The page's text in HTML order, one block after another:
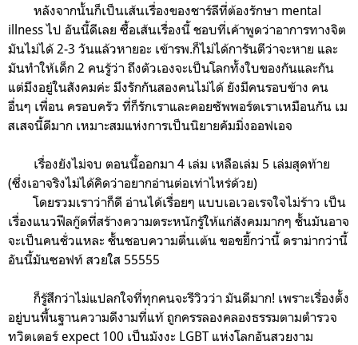
หลังจากนั้นก็เป็นเส้นเรื่องของชาร์ลีที่ต้องรักษา mental
illness ไป อันนี้ดีเลย ซื้อเส้นเรื่องนี้ ชอบที่เค้าพูดว่าอาการทางจิต
มันไม่ได้ 2-3 วันแล้วหายอะ เข้ารพ.ก็ไม่ได้การันตีว่าจะหาย และ
มันทำให้เด็ก 2 คนรู้ว่า ถึงตัวเองจะเป็นโลกทั้งใบของกันและกัน
แต่มึงอยู่ในสังคมค่ะ มึงรักกันสองคนไม่ได้ ยังมีคนรอบข้าง คน
อื่นๆ เพื่อน ครอบครัว ที่ก็รักเราและคอยซัพพอร์ตเราเหมือนกัน เม
สเสจนี้ดีมาก เหมาะสมแห่งการเป็นนิยายคัมมิ่งออฟเอจ
เรื่องยังไม่จบ ตอนนี้ออกมา 4 เล่ม เหลือเล่ม 5 เล่มสุดท้าย
(ซึ่งเอาจริงไม่ได้คิดว่าอยากอ่านต่อเท่าไหร่ด้วย)
โดยรวมเราว่าก็ดี อ่านได้เรื่อยๆ แบบเอเวอเรจใจไม่ร้าว เป็น
เรื่องแนวฟีลกู๊ดที่สร้างความตระหนักรู้ให้แก่สังคมมากๆ ชั้นมันอาจ
จะเป็นคนชั่วแหละ ชั้นชอบความตื่นเต้น ขอขยี้กว่านี้ ดราม่ากว่านี้
อันนี้มันซอฟท์ สวยใส 55555
ก็รู้สึกว่าไม่แปลกใจที่ทุกคนจะรีวิวว่า มันดีมาก! เพราะเรื่องตั้ง
อยู่บนพื้นฐานความดีงามที่แท้ ถูกครรลองคลองธรรมตามตำรวจ
ทวิตเตอร์ expect 100 เป็นมังงะ LGBT แห่งโลกอันสวยงาม